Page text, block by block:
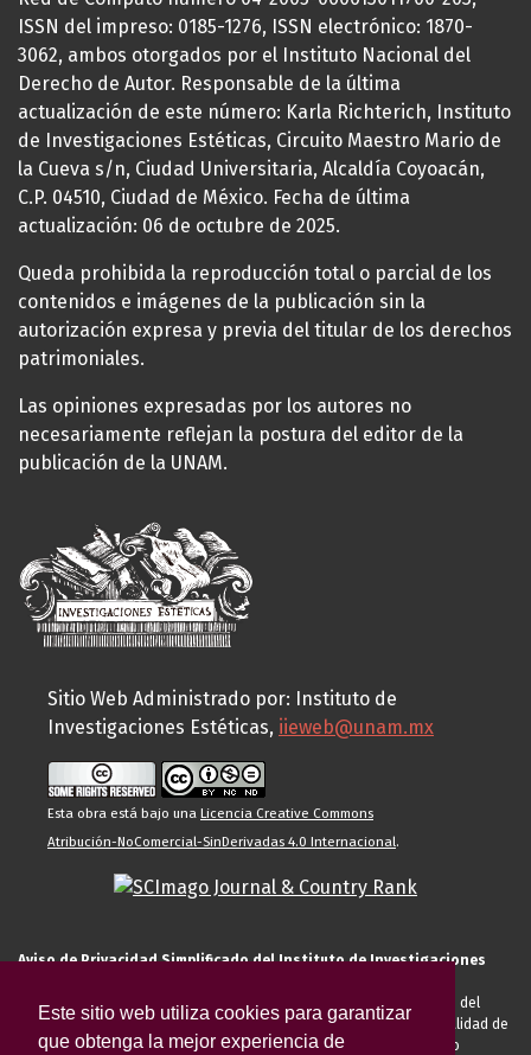
Este sitio web utiliza cookies para garantizar
que obtenga la mejor experiencia de
ISSN del impreso: 0185-1276, ISSN electrónico: 1870-
3062, ambos otorgados por el Instituto Nacional del
Derecho de Autor. Responsable de la última
actualización de este número: Karla Richterich, Instituto
de Investigaciones Estéticas, Circuito Maestro Mario de
la Cueva s/n, Ciudad Universitaria, Alcaldía Coyoacán,
C.P. 04510, Ciudad de México. Fecha de última
actualización: 06 de octubre de 2025.
Queda prohibida la reproducción total o parcial de los
contenidos e imágenes de la publicación sin la
autorización expresa y previa del titular de los derechos
patrimoniales.
Las opiniones expresadas por los autores no
necesariamente reflejan la postura del editor de la
publicación de la UNAM.
Sitio Web Administrado por: Instituto de
Investigaciones Estéticas, iieweb@unam.mx
Esta obra está bajo una Licencia Creative Commons
Atribución-NoComercial-SinDerivadas 4.0 Internacional.
Aviso de Privacidad Simplificado del Instituto de Investigaciones
El Instituto de Investigaciones Estéticas de la UNAM, es responsable del
tratamiento de sus datos personales para el registro de usted en calidad de
alumno, docente, personal de la entidad académica, conferencista o